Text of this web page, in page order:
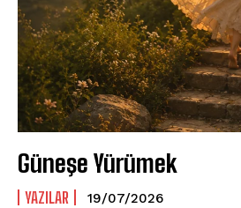
Güneşe Yürümek
YAZILAR 19/07/2026